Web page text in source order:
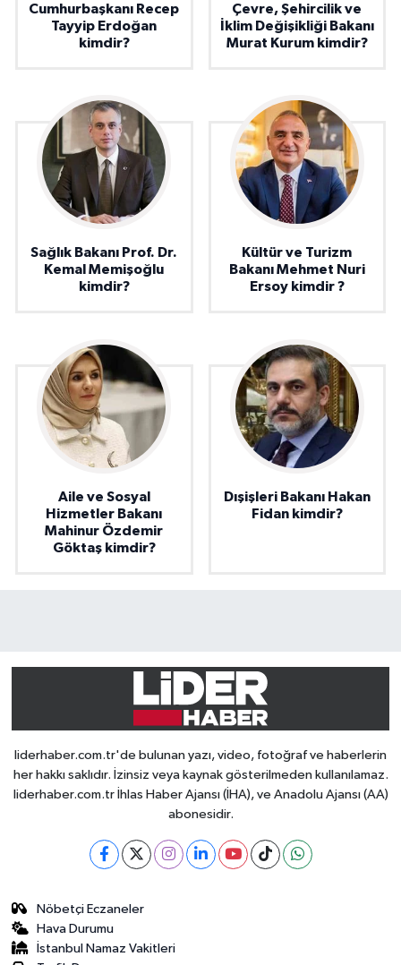
Cumhurbaşkanı Recep
Tayyip Erdoğan
kimdir?
Çevre, Şehircilik ve
İklim Değişikliği Bakanı
Murat Kurum kimdir?
Sağlık Bakanı Prof. Dr.
Kemal Memişoğlu
kimdir?
Kültür ve Turizm
Bakanı Mehmet Nuri
Ersoy kimdir ?
Aile ve Sosyal
Hizmetler Bakanı
Mahinur Özdemir
Göktaş kimdir?
Dışişleri Bakanı Hakan
Fidan kimdir?
liderhaber.com.tr'de bulunan yazı, video, fotoğraf ve haberlerin
her hakkı saklıdır. İzinsiz veya kaynak gösterilmeden kullanılamaz.
liderhaber.com.tr İhlas Haber Ajansı (İHA), ve Anadolu Ajansı (AA)
abonesidir.
Nöbetçi Eczaneler
Hava Durumu
İstanbul Namaz Vakitleri